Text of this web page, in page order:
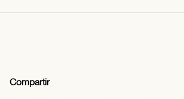
Compartir